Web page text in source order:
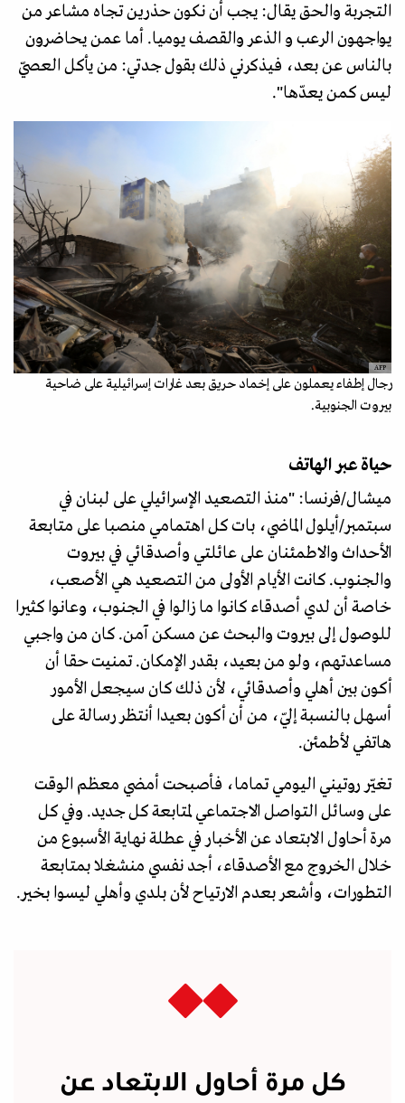
التجربة والحق يقال: يجب أن نكون حذرين تجاه مشاعر من
يواجهون الرعب و الذعر والقصف يوميا. أما عمن يحاضرون
بالناس عن بعد، فيذكرني ذلك بقول جدتي: من يأكل العصيّ
ليس كمن يعدّها".
AFP
رجال إطفاء يعملون على إخماد حريق بعد غارات إسرائيلية على ضاحية
بيروت الجنوبية.
حياة عبر الهاتف
ميشال/فرنسا: "منذ التصعيد الإسرائيلي على لبنان في
سبتمبر/أيلول الماضي، بات كل اهتمامي منصبا على متابعة
الأحداث والاطمئنان على عائلتي وأصدقائي في بيروت
والجنوب. كانت الأيام الأولى من التصعيد هي الأصعب،
خاصة أن لدي أصدقاء كانوا ما زالوا في الجنوب، وعانوا كثيرا
للوصول إلى بيروت والبحث عن مسكن آمن. كان من واجبي
مساعدتهم، ولو من بعيد، بقدر الإمكان. تمنيت حقا أن
أكون بين أهلي وأصدقائي، لأن ذلك كان سيجعل الأمور
أسهل بالنسبة إليّ، من أن أكون بعيدا أنتظر رسالة على
هاتفي لأطمئن.
تغيّر روتيني اليومي تماما، فأصبحت أمضي معظم الوقت
على وسائل التواصل الاجتماعي لمتابعة كل جديد. وفي كل
مرة أحاول الابتعاد عن الأخبار في عطلة نهاية الأسبوع من
خلال الخروج مع الأصدقاء، أجد نفسي منشغلا بمتابعة
التطورات، وأشعر بعدم الارتياح لأن بلدي وأهلي ليسوا بخير.
كل مرة أحاول الابتعاد عن